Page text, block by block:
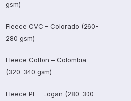
gsm)
Fleece CVC – Colorado (260-
280 gsm)
Fleece Cotton – Colombia
(320-340 gsm)
Fleece PE – Logan (280-300